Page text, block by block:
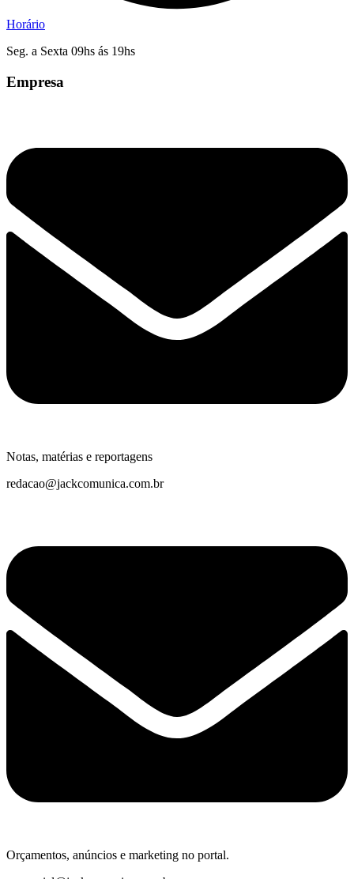
Horário
Seg. a Sexta 09hs ás 19hs
Empresa
Notas, matérias e reportagens
redacao@jackcomunica.com.br
Orçamentos, anúncios e marketing no portal.